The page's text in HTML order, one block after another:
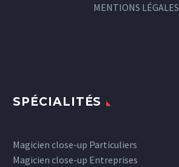
MENTIONS LÉGALES
SPÉCIALITÉS
Magicien close-up Particuliers
Magicien close-up Entreprises